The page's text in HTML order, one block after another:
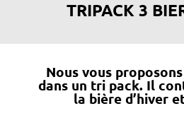
TRIPACK 3
Nous vous
dans un tri pack. Il
la bière d’hiver